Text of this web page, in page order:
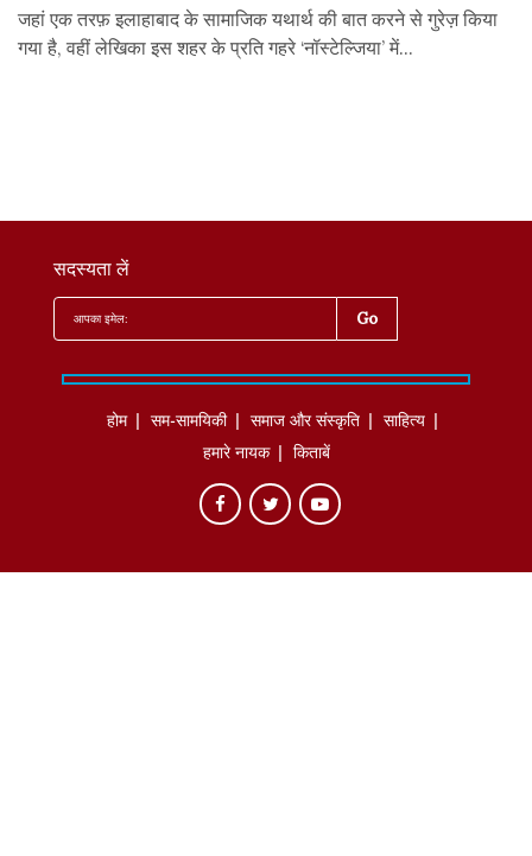
जहां एक तरफ़ इलाहाबाद के सामाजिक यथार्थ की बात करने से गुरेज़ किया
गया है, वहीं लेखिका इस शहर के प्रति गहरे ‘नॉस्टेल्जिया’ में...
सदस्यता लें
होम सम-सामयिकी समाज और संस्कृति
साहित्‍य
हमारे नायक
किताबें